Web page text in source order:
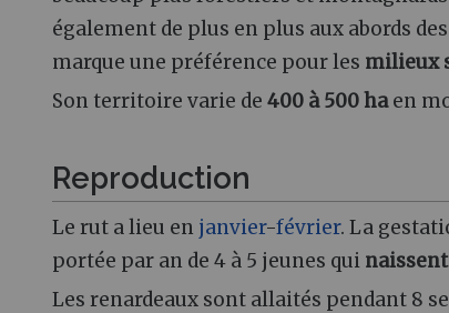
également de plus en plus aux abords
marque une préférence pour les milieux
Son territoire varie de 400 à 500 haen
Reproduction
Le rut a lieu en janvier-février. La
portée par an de 4 à 5 jeunes qui
Les renardeaux sont allaités pendant 8